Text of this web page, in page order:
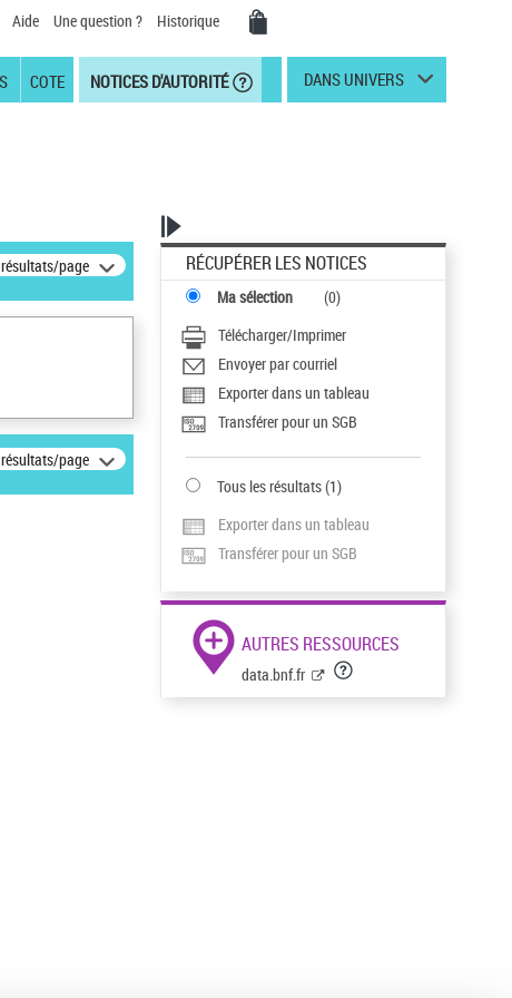
Aide Une question ? Historique
COTE NOTICES D'AUTORITÉ DANS UNIVERS
page
page
RÉCUPÉRER LES NOTICES
Ma sélection (0)
Télécharger/Imprimer
Envoyer par courriel
Exporter dans un tableau
Transférer pour un SGB
Tous les résultats(1)
Exporter dans un tableau
Transférer pour un SGB
AUTRES RESSOURCES
data.bnf.fr